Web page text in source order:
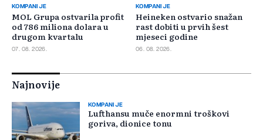
KOMPANIJE
MOL Grupa ostvarila profit
od 786 miliona dolara u
drugom kvartalu
07. 08. 2026.
KOMPANIJE
Heineken ostvario snažan
rast dobiti u prvih šest
mjeseci godine
06. 08. 2026.
Najnovije
KOMPANIJE
Lufthansu muče enormni troškovi
goriva, dionice tonu